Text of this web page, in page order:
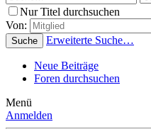
Nur Titel durchsuchen
Von:
Suche Erweiterte Suche…
Neue Beiträge
Foren durchsuchen
Menü
Anmelden